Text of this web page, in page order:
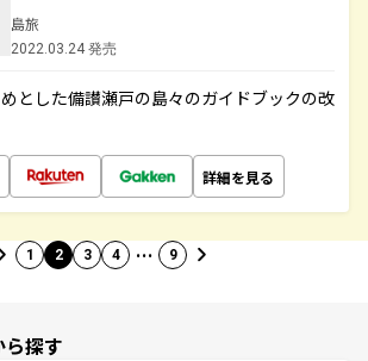
島旅
2022.03.24 発売
とした備讃瀬戸の島々のガイドブックの改
詳細を見る
1 2 3 4 … 9
探す